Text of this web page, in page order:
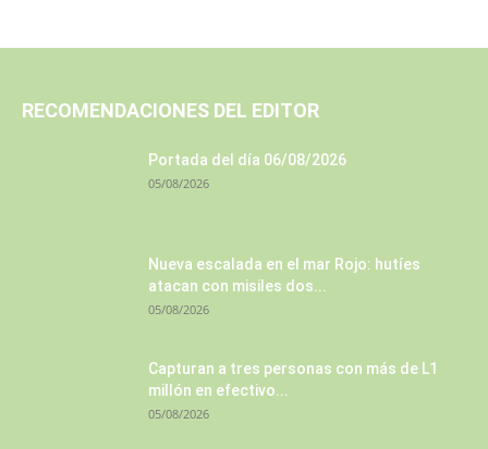
RECOMENDACIONES DEL EDITOR
Portada del día 06/08/2026
05/08/2026
Nueva escalada en el mar Rojo: hutíes
atacan con misiles dos...
05/08/2026
Capturan a tres personas con más de L1
millón en efectivo...
05/08/2026